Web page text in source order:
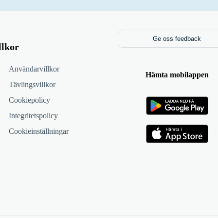
Användarvillkor
Tävlingsvillkor
Cookiepolicy
Integritetspolicy
Cookieinställningar
Ge oss feedback
Hämta mobilappen